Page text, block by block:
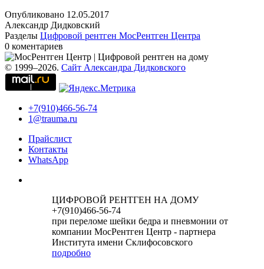
Опубликовано 12.05.2017
Александр Дидковский
Разделы Цифровой рентген МосРентген Центра
0 коментариев
© 1999–2026. Сайт Александра Дидковского
+7(910)466-56-74
1@trauma.ru
Прайслист
Контакты
WhatsApp
ЦИФРОВОЙ РЕНТГЕН НА ДОМУ
+7(910)466-56-74
при переломе шейки бедра и пневмонии от
компании МосРентген Центр - партнера
Института имени Склифосовского
подробно